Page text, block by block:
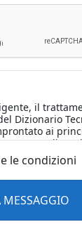
le condizioni